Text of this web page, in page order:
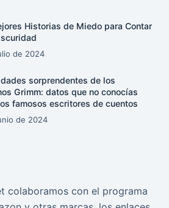
Historias de Miedo para Contar
de 2024
sorprendentes de los
Grimm: datos que no conocías
famosos escritores de cuentos
de 2024
colaboramos con el programa